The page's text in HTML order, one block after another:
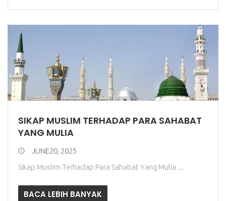
SIKAP MUSLIM TERHADAP PARA SAHABAT
YANG MULIA
JUNE20, 2025
Sikap Muslim Terhadap Para Sahabat Yang Mulia ...
BACA LEBIH BANYAK